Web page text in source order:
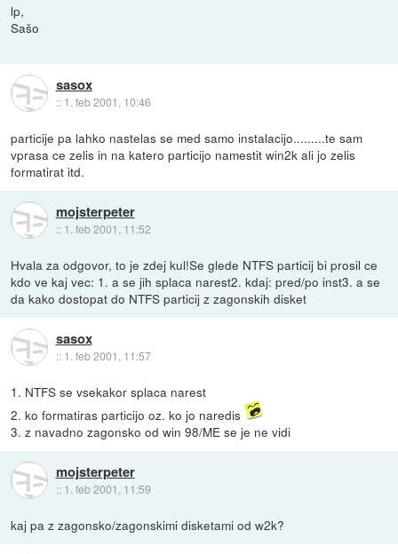
lp,
Sašo
sasox
:: 1. feb 2001, 10:46
particije pa lahko nastelas se med samo instalacijo.........te sam
vprasa ce zelis in na katero particijo namestit win2k ali jo zelis
formatirat itd.
mojsterpeter
:: 1. feb 2001, 11:52
Hvala za odgovor, to je zdej kul!Se glede NTFS particij bi prosil ce
kdo ve kaj vec: 1. a se jih splaca narest2. kdaj: pred/po inst3. a se
da kako dostopat do NTFS particij z zagonskih disket
sasox
:: 1. feb 2001, 11:57
1. NTFS se vsekakor splaca narest
2. ko formatiras particijo oz. ko jo naredis
3. z navadno zagonsko od win 98/ME se je ne vidi
mojsterpeter
:: 1. feb 2001, 11:59
kaj pa z zagonsko/zagonskimi disketami od w2k?